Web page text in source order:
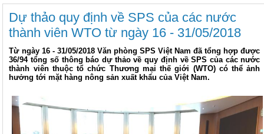
Dự thảo quy định về SPS của các nước
thành viên WTO từ ngày 16 - 31/05/2018
Từ ngày 16 - 31/05/2018 Văn phòng SPS Việt Nam đã tổng hợp được
36/94 tổng số thông báo dự thảo về quy định về SPS của các nước
thành viên thuộc tổ chức Thương mại thế giới (WTO) có thể ảnh
hưởng tới mặt hàng nông sản xuất khẩu của Việt Nam.